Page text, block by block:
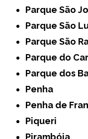
Parque São
Parque São
Parque São
Parque do
Parque dos
Penha
Penha de
Piqueri